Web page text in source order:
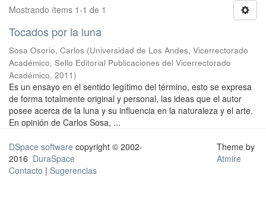
Mostrando ítems 1-1 de 1
Tocados por la luna
Sosa Osorio, Carlos (Universidad de Los Andes, Vicerrectorado
Académico, Sello Editorial Publicaciones del Vicerrectorado
Académico, 2011)
Es un ensayo en el sentido legítimo del término, esto se expresa
de forma totalmente original y personal, las ideas que el autor
posee acerca de la luna y su influencia en la naturaleza y el arte.
En opinión de Carlos Sosa, ...
DSpace software copyright © 2002-
2016 DuraSpace
Contacto | Sugerencias
Theme by
Atmire